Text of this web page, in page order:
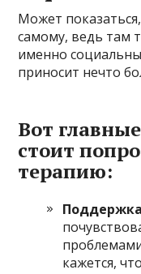
Может
самому, ведь там
именно
приносит нечто
Вот
стоит
терапию:
кажется,